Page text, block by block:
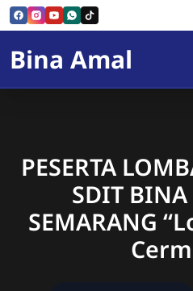
Skip to Content
Bina Amal
PESERTA
SDIT
SEMARANG